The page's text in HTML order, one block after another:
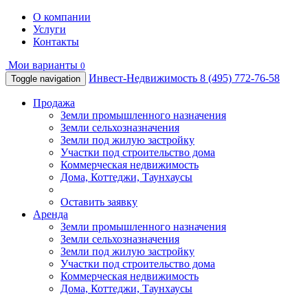
О компании
Услуги
Контакты
Мои варианты 0
Toggle navigation
Инвест-Недвижимость 8 (495) 772-76-58
Продажа
Земли промышленного назначения
Земли сельхозназначения
Земли под жилую застройку
Участки под строительство дома
Коммерческая недвижимость
Дома, Коттеджи, Таунхаусы
Оставить заявку
Аренда
Земли промышленного назначения
Земли сельхозназначения
Земли под жилую застройку
Участки под строительство дома
Коммерческая недвижимость
Дома, Коттеджи, Таунхаусы